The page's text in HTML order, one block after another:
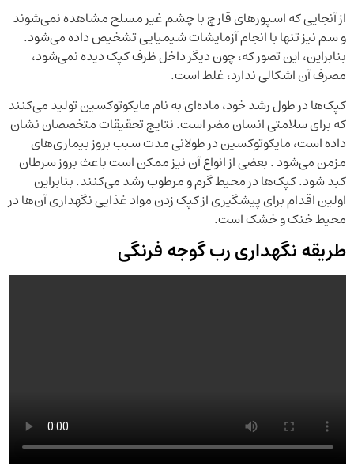
از آنجایی که اسپور‌های قارچ با چشم غیر مسلح مشاهده نمی‌شوند
و سم نیز تنها با انجام آزمایشات شیمیایی تشخیص داده می‌شود.
بنابراین، این تصور که، چون دیگر داخل ظرف کپک دیده نمی‌شود،
مصرف آن اشکالی ندارد، غلط است.
کپک‌ها در طول رشد خود، ماده‌ای به نام مایکوتوکسین تولید می‌کنند
که برای سلامتی انسان مضر است. نتایج تحقیقات متخصصان نشان
داده است، مایکوتوکسین در طولانی مدت سبب بروز بیماری‌های
مزمن می‌شود . بعضی از انواع آن نیز ممکن است باعث بروز سرطان
کبد شود. کپک‌ها در محیط گرم و مرطوب رشد می‌کنند. بنابراین
اولین اقدام برای پیشگیری از کپک زدن مواد غذایی نگهداری آن‌ها در
محیط خنک و خشک است.
طریقه نگهداری رب گوجه فرنگی